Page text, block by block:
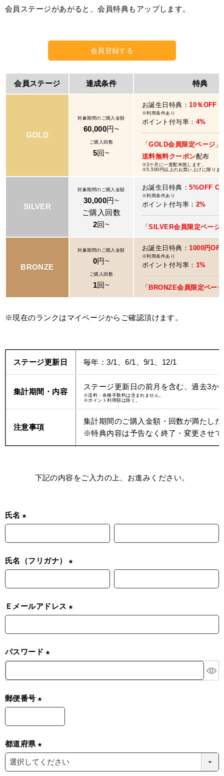
会員ステージがあがると、会員特典もアップします。
会員登録する
会員ステージ 達成条件 特典
GOLD
対象期間のご購入金額
60,000円~
ご購入回数
5回~
お誕生日特典：10％OFF
※利用条件あり
ポイント付与率： 4%
「GOLD会員限定ページ
送料無料クーポン配布
※3ケ月に一度配布致します。
※5,500円以上のお買い上げに限りま
SILVER
対象期間のご購入金額
30,000円~
ご購入回数
2回~
お誕生日特典：5%OFF
※利用条件あり
ポイント付与率： 2%
「SILVER会員限定ページ
BRONZE
対象期間のご購入金額
0円~
ご購入回数
1回~
お誕生日特典：1000円
※利用条件あり
ポイント付与率： 1%
「 BRONZE会員限定ページ
※現在のランクはマイページからご確認頂けます。
ステージ更新日 毎年：3/1、6/1、9/1、12/1
集計期間・内容
ステージ更新日の前月を含む、過去3か
※送料・各種手数料は含まれません。
※ポイント利用額は除く。
注意事項
集計期間のご購入金額・回数が満たし
※特典内容は予告なく終了・変更させ
下記の内容をご入力の上、お進みください。
氏名
必
氏名（フリガナ）
必
)
Ｅメールアドレス
必
パスワード
必
郵便番号
必
)
都道府県
(
必